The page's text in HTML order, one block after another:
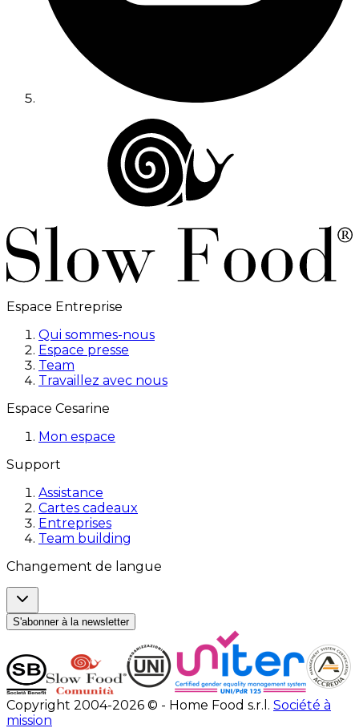
Espace Entreprise
Qui sommes-nous
Espace presse
Team
Travaillez avec nous
Espace Cesarine
Mon espace
Support
Assistance
Cartes cadeaux
Entreprises
Team building
Changement de langue
S'abonner à la newsletter
Copyright 2004-2026 © - Home Food s.r.l. Société à
mission